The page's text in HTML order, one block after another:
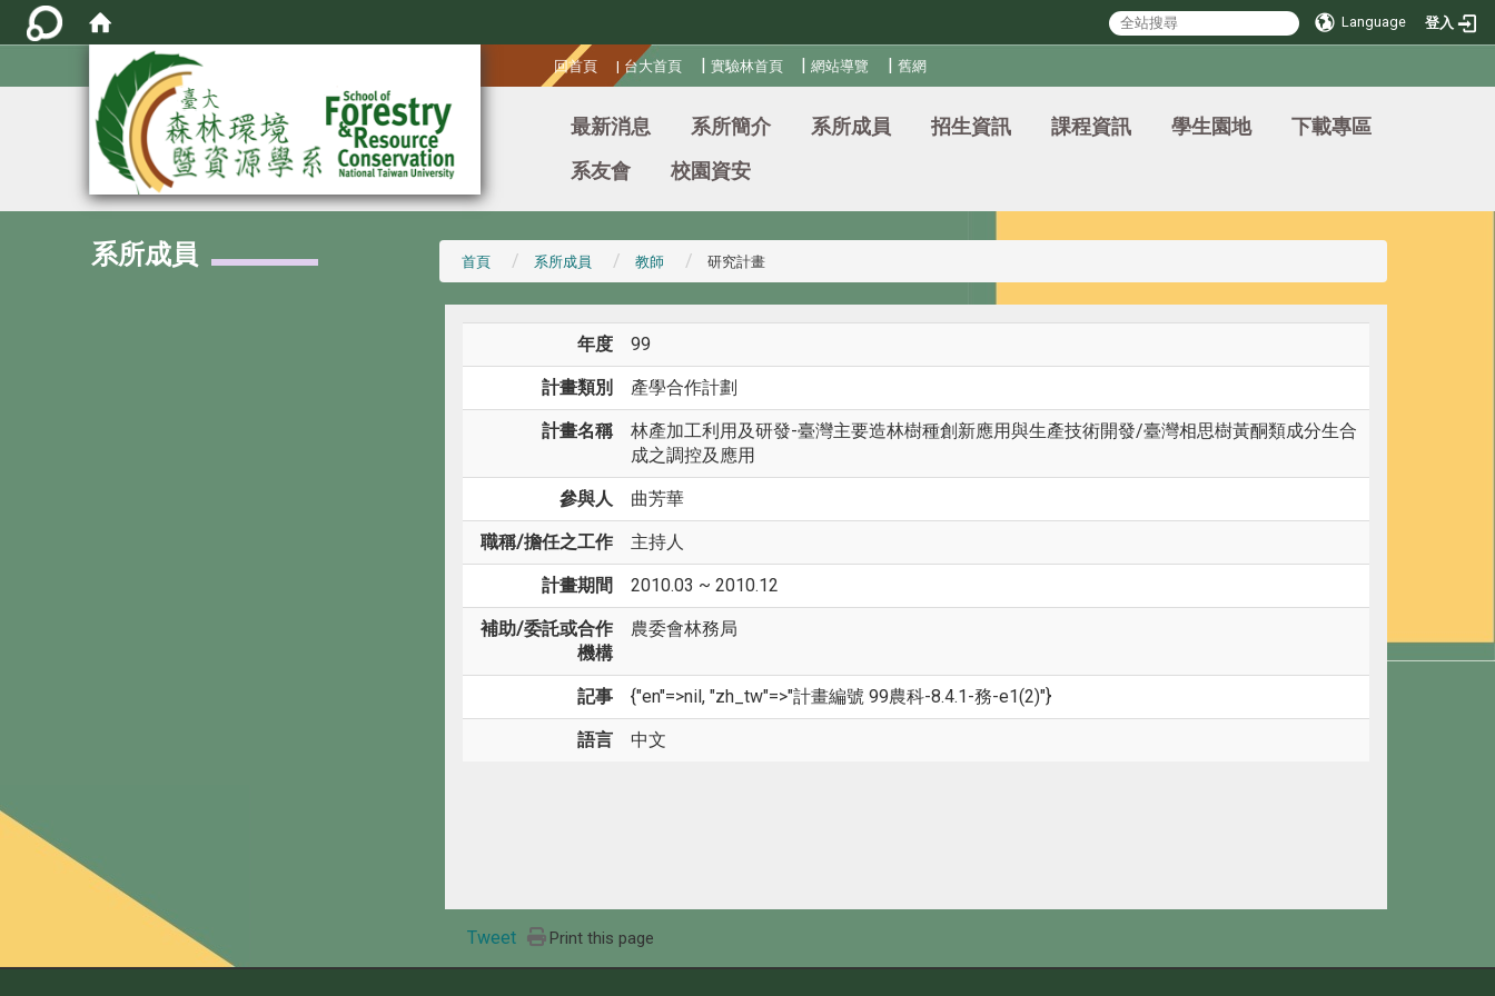
Language 登入
回首頁 | 台大首頁 | 實驗林首頁 |網站導覽 |舊網
最新消息 系所簡介 系所成員 招生資訊 課程資訊 學生園地
下載專區
系友會
校園資安
系所成員 首頁 系所成員 教師 研究計畫
年度 99
計畫類別 產學合作計劃
計畫名稱
林產加工利用及研發-臺灣主要造林樹種創新應用與生產技術開發/臺灣相思樹黃酮類成分生合
成之調控及應用
參與人 曲芳華
職稱/擔任之工作 主持人
計畫期間 2010.03 ~ 2010.12
補助/委託或合作
機構
農委會林務局
記事 {"en"=>nil, "zh_tw"=>"計畫編號 99農科-8.4.1-務-e1(2)"}
語言 中文
Tweet Print this page